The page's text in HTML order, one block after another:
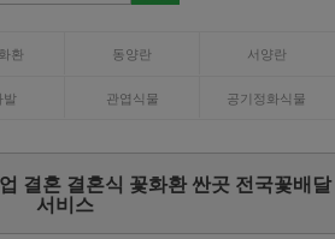
환 동양란 서양란
발 관엽식물 공기정화식물
결혼 결혼식 꽃화환 싼곳 전국꽃배달
서비스